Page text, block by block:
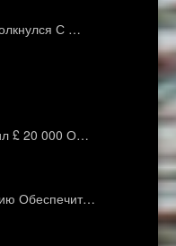
С …
£ 20 000 О…
Обеспечит…